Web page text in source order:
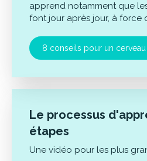
apprend notamment que
font jour après jour, à force
8 conseils pour un
Le processus
étapes
Une vidéo pour les plus